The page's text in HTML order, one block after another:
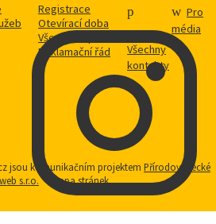
Registrace
Otevírací doba
Vše o nákupu
Reklamační řád
Všechny
kontakty
Pro
média
jsou komunikačním projektem Přírodovědecké
s.r.o. Mapa stránek